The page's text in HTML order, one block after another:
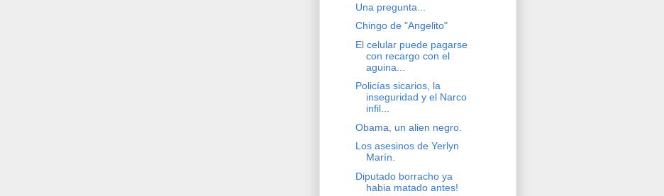
Una pregunta...
Chingo de "Angelito"
El celular puede pagarse
con recargo con el
aguina...
Policías sicarios, la
inseguridad y el Narco
infil...
Obama, un alien negro.
Los asesinos de Yerlyn
Marín.
Diputado borracho ya
habia matado antes!